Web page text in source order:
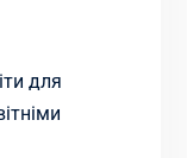
для